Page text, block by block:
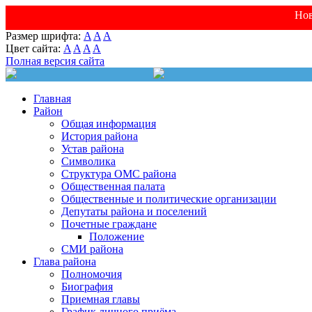
Размер шрифта: A A A
Цвет сайта: A A A A
Полная версия сайта
Главная
Район
Общая информация
История района
Устав района
Символика
Структура ОМС района
Общественная палата
Общественные и политические организации
Депутаты района и поселений
Почетные граждане
Положение
СМИ района
Глава района
Полномочия
Биография
Приемная главы